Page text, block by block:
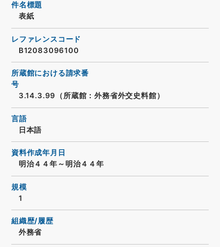
件名標題
表紙
レファレンスコード
B12083096100
所蔵館における請求番
号
3.14.3.99（所蔵館：外務省外交史料館）
言語
日本語
資料作成年月日
明治４４年～明治４４年
規模
1
組織歴/履歴
外務省